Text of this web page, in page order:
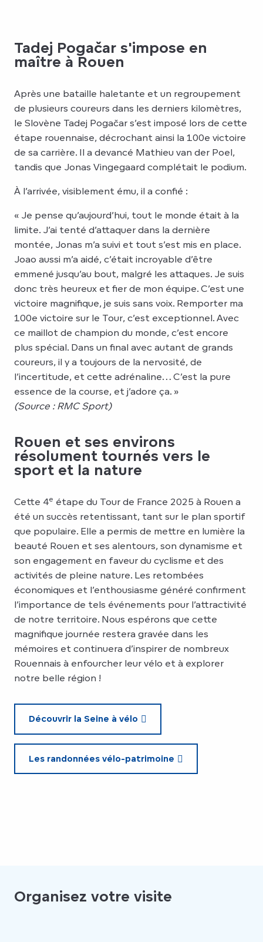
Tadej Pogačar s'impose en
maître à Rouen
Après une bataille haletante et un regroupement
de plusieurs coureurs dans les derniers kilomètres,
le Slovène Tadej Pogačar s’est imposé lors de cette
étape rouennaise, décrochant ainsi la 100e victoire
de sa carrière. Il a devancé Mathieu van der Poel,
tandis que Jonas Vingegaard complétait le podium.
À l’arrivée, visiblement ému, il a confié :
« Je pense qu’aujourd’hui, tout le monde était à la
limite. J’ai tenté d’attaquer dans la dernière
montée, Jonas m’a suivi et tout s’est mis en place.
Joao aussi m’a aidé, c’était incroyable d’être
emmené jusqu’au bout, malgré les attaques. Je suis
donc très heureux et fier de mon équipe. C’est une
victoire magnifique, je suis sans voix. Remporter ma
100e victoire sur le Tour, c’est exceptionnel. Avec
ce maillot de champion du monde, c’est encore
plus spécial. Dans un final avec autant de grands
coureurs, il y a toujours de la nervosité, de
l’incertitude, et cette adrénaline… C’est la pure
essence de la course, et j’adore ça. »
(Source : RMC Sport)
Rouen et ses environs
résolument tournés vers le
sport et la nature
Cette 4e étape du Tour de France 2025 à Rouen a
été un succès retentissant, tant sur le plan sportif
que populaire. Elle a permis de mettre en lumière la
beauté Rouen et ses alentours, son dynamisme et
son engagement en faveur du cyclisme et des
activités de pleine nature. Les retombées
économiques et l’enthousiasme généré confirment
l’importance de tels événements pour l’attractivité
de notre territoire. Nous espérons que cette
magnifique journée restera gravée dans les
mémoires et continuera d’inspirer de nombreux
Rouennais à enfourcher leur vélo et à explorer
notre belle région !
Découvrir la Seine à vélo
Les randonnées vélo-patrimoine
Organisez votre visite